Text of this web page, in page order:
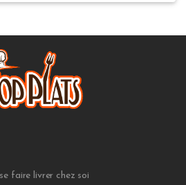
faire livrer chez soi